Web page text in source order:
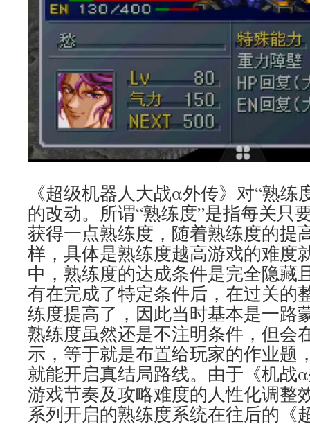
《超级机器人大战α外传》对“熟练
的改动。所谓“熟练度”是指每关只
获得一点熟练度，随着熟练度的提
样，具体是熟练度越高游戏的难度
中，熟练度的达成条件是完全隐藏
有在完成了特定条件后，在过关的
练度提高了，因此当时基本是一路
熟练度虽然还是不注明条件，但会
示，等于就是布置给玩家的作业题
就能开启真结局路线。由于《机战
游戏节奏及攻略难度的人性化调整
系列开启的熟练度系统在往后的《